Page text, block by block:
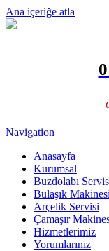
Ana içeriğe atla
Navigation
Anasayfa
Kurumsal
Buzdolabı
Bulaşık Makinesi
Arçelik Servisi
Çamaşır
Hizmetlerimiz
Yorumlarınız